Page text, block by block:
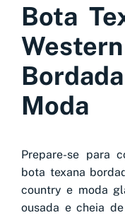
Bota
Moda
Prepare-se para
bota texana
country e moda
ousada e cheia